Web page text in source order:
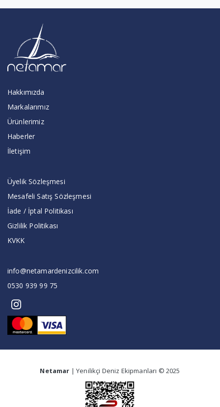
Hakkımızda
Markalarımız
Ürünlerimiz
Haberler
İletişim
Üyelik Sözleşmesi
Mesafeli Satış Sözleşmesi
İade / İptal Politikası
Gizlilik Politikası
KVKK
info@netamardenizcilik.com
0530 939 99 75
Netamar | Yenilikçi Deniz Ekipmanları © 2025